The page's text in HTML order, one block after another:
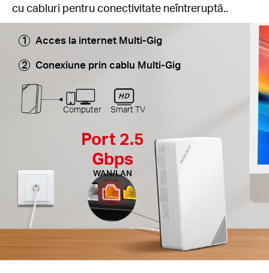
cu cabluri pentru conectivitate neîntreruptă..
Acces la internet Multi-Gig
Conexiune prin cablu Multi-Gig
Computer Smart TV
Port 2.5
Gbps
WAN/LAN